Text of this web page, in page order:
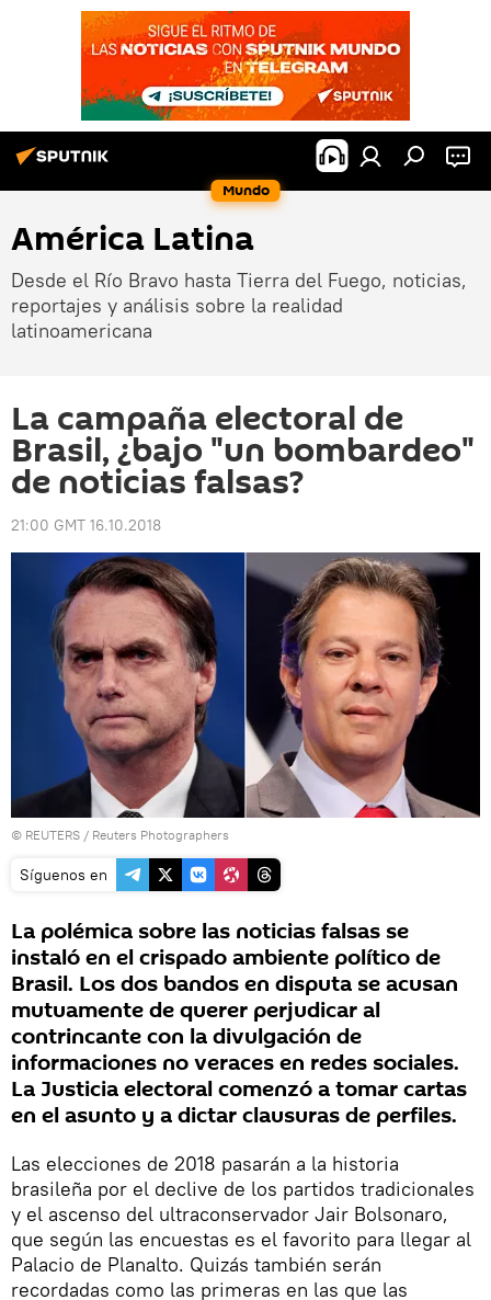
Mundo
América Latina
Desde el Río Bravo hasta Tierra del Fuego, noticias,
reportajes y análisis sobre la realidad
latinoamericana
La campaña electoral de
Brasil, ¿bajo "un bombardeo"
de noticias falsas?
21:00 GMT 16.10.2018
© REUTERS / Reuters Photographers
Síguenos en
La polémica sobre las noticias falsas se
instaló en el crispado ambiente político de
Brasil. Los dos bandos en disputa se acusan
mutuamente de querer perjudicar al
contrincante con la divulgación de
informaciones no veraces en redes sociales.
La Justicia electoral comenzó a tomar cartas
en el asunto y a dictar clausuras de perfiles.
Las elecciones de 2018 pasarán a la historia
brasileña por el declive de los partidos tradicionales
y el ascenso del ultraconservador Jair Bolsonaro,
que según las encuestas es el favorito para llegar al
Palacio de Planalto. Quizás también serán
recordadas como las primeras en las que las